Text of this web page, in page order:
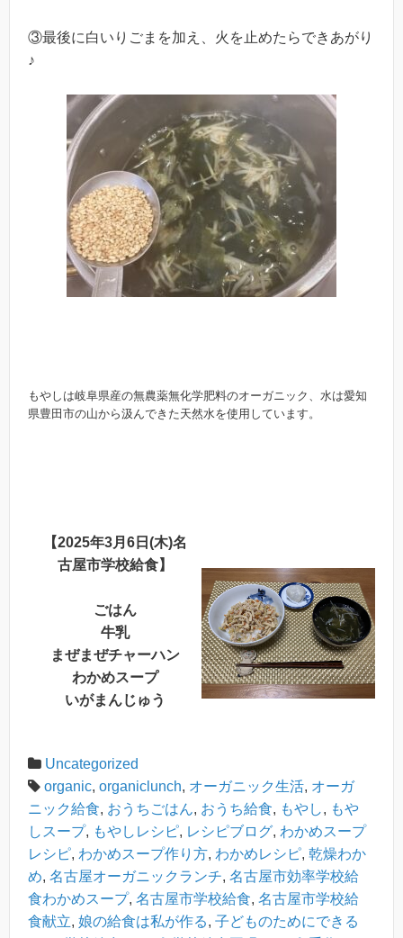
③最後に白いりごまを加え、火を止めたらできあがり
♪
もやしは岐阜県産の無農薬無化学肥料のオーガニック、水は愛知
県豊田市の山から汲んできた天然水を使用しています。
【2025年3月6日(木)名
古屋市学校給食】
ごはん
牛乳
まぜまぜチャーハン
わかめスープ
いがまんじゅう
Uncategorized
organic, organiclunch, オーガニック生活, オーガ
ニック給食, おうちごはん, おうち給食, もやし, もや
しスープ, もやしレシピ, レシピブログ, わかめスープ
レシピ, わかめスープ作り方, わかめレシピ, 乾燥わか
め, 名古屋オーガニックランチ, 名古屋市効率学校給
食わかめスープ, 名古屋市学校給食, 名古屋市学校給
食献立, 娘の給食は私が作る, 子どものためにできる